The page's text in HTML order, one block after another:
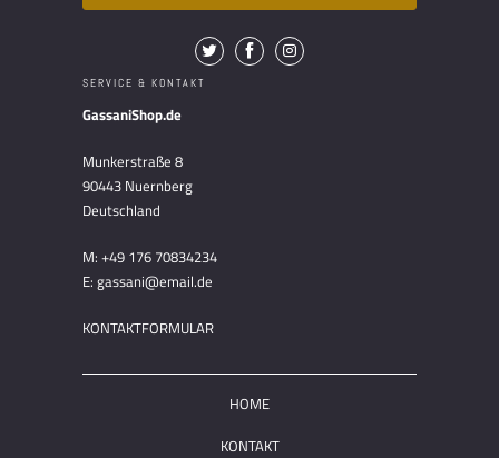
SERVICE & KONTAKT
GassaniShop.de
Munkerstraße 8
90443 Nuernberg
Deutschland
M: +49 176 70834234
E: gassani@email.de
KONTAKTFORMULAR
HOME
KONTAKT